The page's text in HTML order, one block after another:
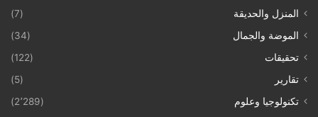
المنزل والحديقة
(7)
الموضة والجمال
(34)
تحقيقات
(122)
تقارير
(5)
تكنولوجيا وعلوم
(2٬289)